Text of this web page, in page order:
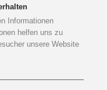
Informationen
helfen uns zu
unsere Website